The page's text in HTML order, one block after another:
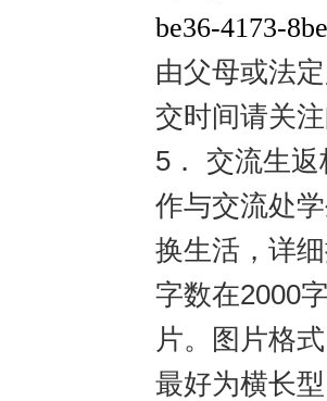
be36-4173-
由父母或法
交时间请关
5 ．
交流生
作与交流处
换生活，详
字数在2000
片。图片格
最好为横长